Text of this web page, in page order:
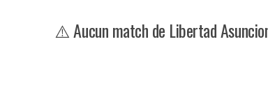
⚠️ Aucun match de Libertad